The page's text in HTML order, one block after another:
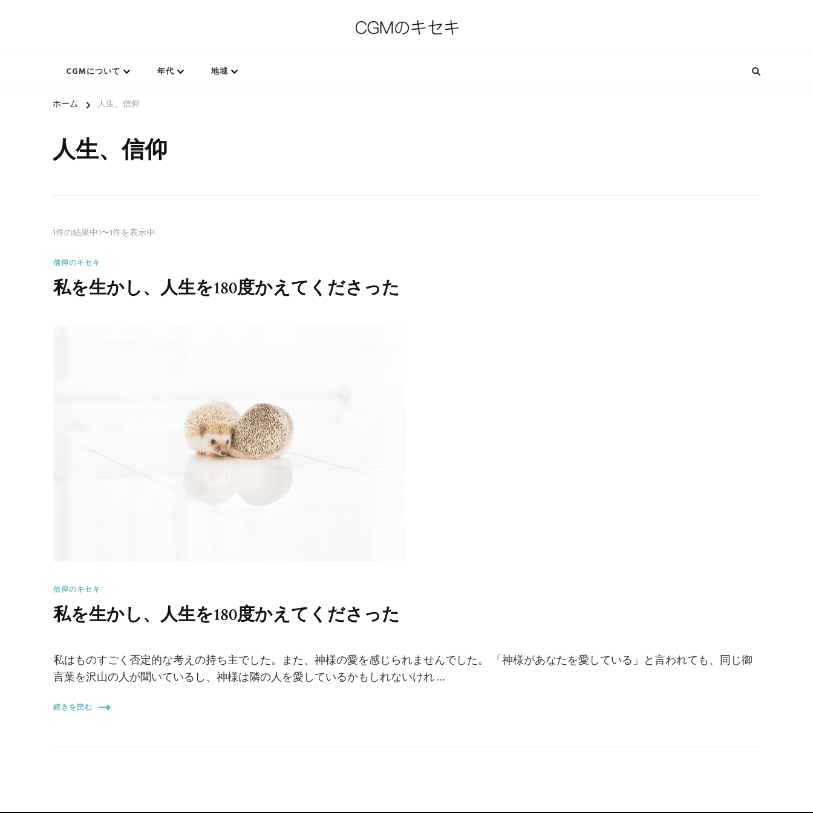
CGMについて 年代 地域
ホーム 人生、信仰
人生、信仰
1件の結果中1〜1件を表示中
信仰のキセキ
私を生かし、人生を180度かえてくださった
信仰のキセキ
私を生かし、人生を180度かえてくださった
私はものすごく否定的な考えの持ち主でした。また、神様の愛を感じられませんでした。 「神様があなたを愛している」と言われても、同じ御
言葉を沢山の人が聞いているし、神様は隣の人を愛しているかもしれないけれ …
続きを読む